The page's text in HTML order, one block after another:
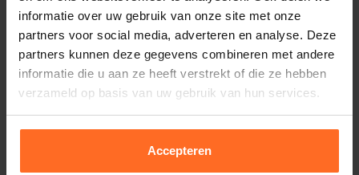
informatie over uw gebruik van onze site met onze
partners voor social media, adverteren en analyse. Deze
partners kunnen deze gegevens combineren met andere
informatie die u aan ze heeft verstrekt of die ze hebben
verzameld op basis van uw gebruik van hun services.
Accepteren
Kleur
Beige
Patroon
Effen
Zakken
Voor- en Achterzakken
Bomont winkels kunt u ook gratis retourneren.
Betalen
iDeal, Riverty (Afterpay), creditcard of Paypal, kies zelf
één van de vele betaalopties.
Besteed € 100,- binnen een half jaar en krijg € 5,- retour